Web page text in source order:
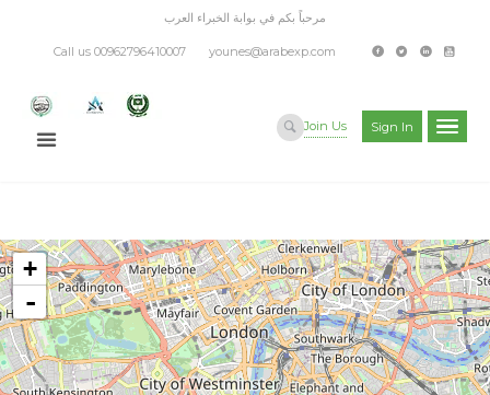
مرحباً بكم في بوابة الخبراء العرب
Call us 00962796410007 younes@arabexp.com
Join Us Sign In
+
-